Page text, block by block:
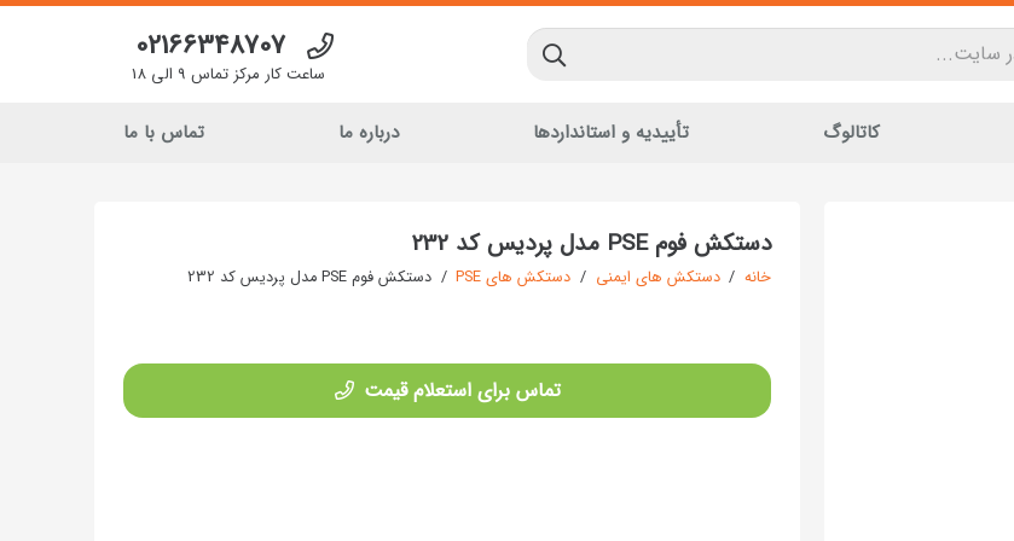
02166348707
ساعت کار مرکز تماس 9 الی 18
کاتالوگ تأییدیه و استانداردها درباره ما تماس با ما
دستکش فوم PSE مدل پردیس کد 232
خانه / دستکش های ایمنی / دستکش های PSE / دستکش فوم PSE مدل پردیس کد 232
تماس برای استعلام قیمت